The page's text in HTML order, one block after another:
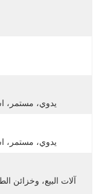
يدوي، مستمر،
يدوي، مستمر،